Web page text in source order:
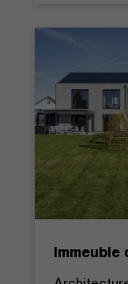
Immeuble